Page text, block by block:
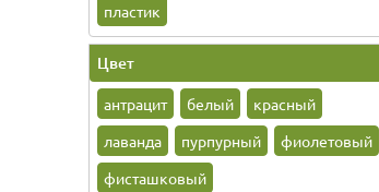
пластик
Цвет
антрацит белый
красный
лаванда
пурпурный
фиолетовый
фисташковый